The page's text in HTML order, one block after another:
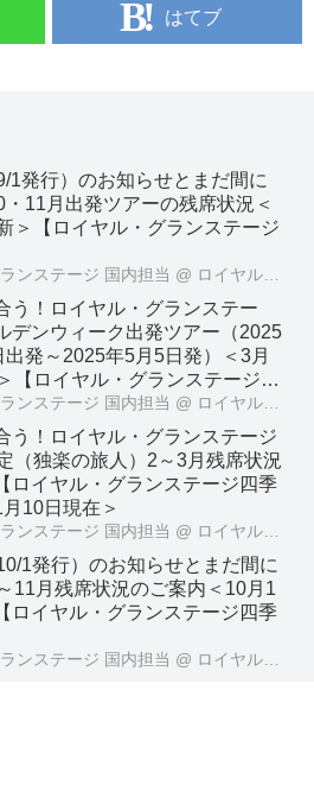
はてブ
1発行）のお知らせとまだ間に
11月出発ツアーの残席状況＜
＞【ロイヤル・グランステージ
ンステージ 国内担当 @ ロイヤル・グランステージ
う！ロイヤル・グランステー
ンウィーク出発ツアー（2025
発～2025年5月5日発）＜3月
【ロイヤル・グランステージ四
ンステージ 国内担当 @ ロイヤル・グランステージ
う！ロイヤル・グランステージ
（独楽の旅人）2～3月残席状況
ロイヤル・グランステージ四季
10日現在＞
ンステージ 国内担当 @ ロイヤル・グランステージ
1発行）のお知らせとまだ間に
11月残席状況のご案内＜10月1
ロイヤル・グランステージ四季
ンステージ 国内担当 @ ロイヤル・グランステージ